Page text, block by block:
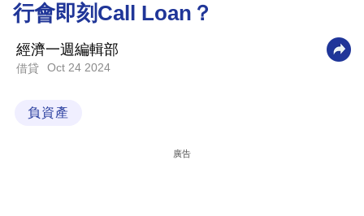
商
業
科
行會即刻Call Loan？
經濟一週編輯部
借貸 Oct 24 2024
負資產
廣告